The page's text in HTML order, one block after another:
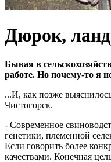
Дюрок,
Бывая в
работе. Но почему-то я
...И, как позже
Чистогорск.
- Современное
генетики, племенной
Если говорить более
качествами. Конечная